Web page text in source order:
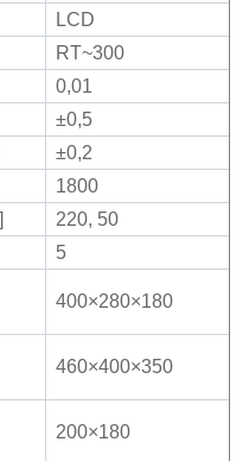
LCD
RT~300
0,01
±0,5
±0,2
1800
220, 50
5
400×280×180
460×400×350
200×180